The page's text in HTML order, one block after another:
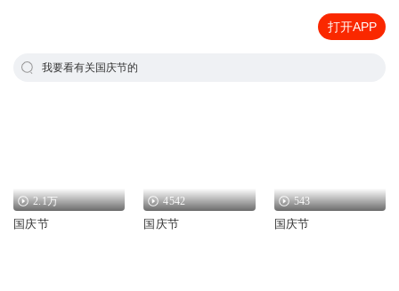
打开APP
我要看有关国庆节的
2.1万
国庆节
4542
国庆节
543
国庆节